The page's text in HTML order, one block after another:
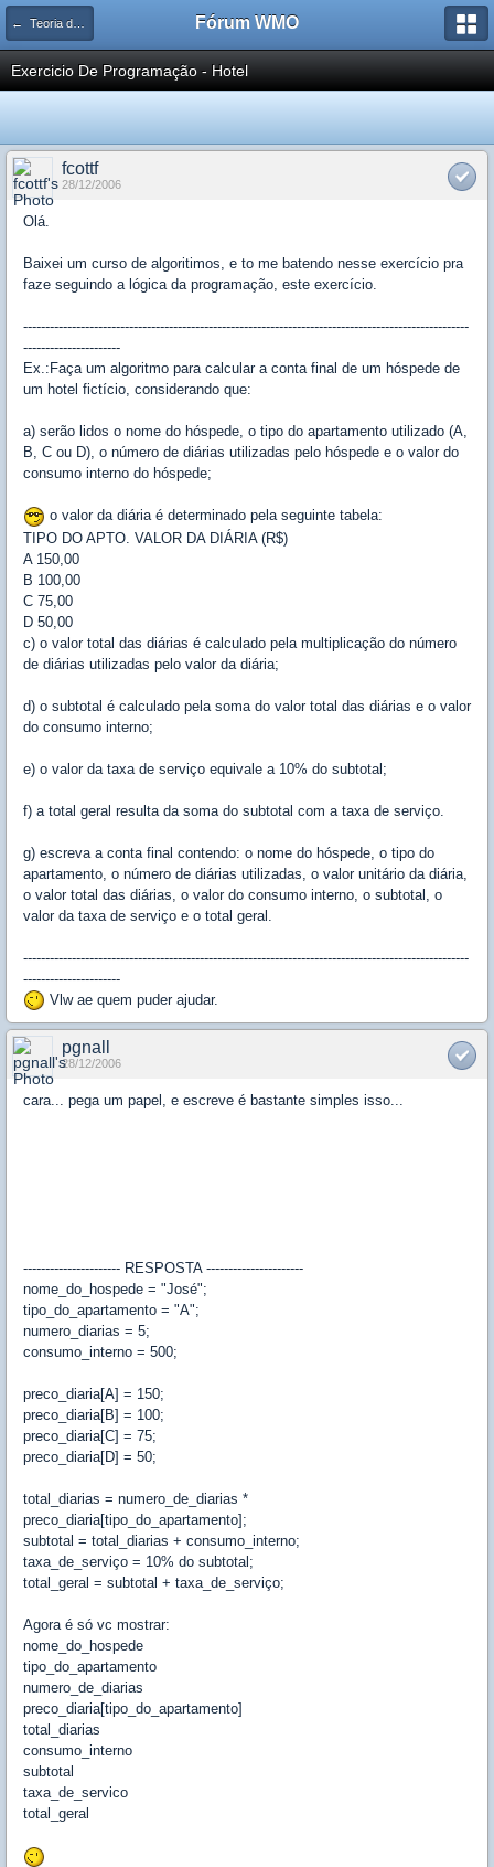
← Teoria de Programação Fórum WMO
Exercicio De Programação - Hotel
fcottf
28/12/2006
Olá.
Baixei um curso de algoritimos, e to me batendo nesse exercício pra
faze seguindo a lógica da programação, este exercício.
-----------------------------------------------------------------------------------------------------
----------------------
Ex.:Faça um algoritmo para calcular a conta final de um hóspede de
um hotel fictício, considerando que:
a) serão lidos o nome do hóspede, o tipo do apartamento utilizado (A,
B, C ou D), o número de diárias utilizadas pelo hóspede e o valor do
consumo interno do hóspede;
o valor da diária é determinado pela seguinte tabela:
TIPO DO APTO. VALOR DA DIÁRIA (R$)
A 150,00
B 100,00
C 75,00
D 50,00
c) o valor total das diárias é calculado pela multiplicação do número
de diárias utilizadas pelo valor da diária;
d) o subtotal é calculado pela soma do valor total das diárias e o valor
do consumo interno;
e) o valor da taxa de serviço equivale a 10% do subtotal;
f) a total geral resulta da soma do subtotal com a taxa de serviço.
g) escreva a conta final contendo: o nome do hóspede, o tipo do
apartamento, o número de diárias utilizadas, o valor unitário da diária,
o valor total das diárias, o valor do consumo interno, o subtotal, o
valor da taxa de serviço e o total geral.
-----------------------------------------------------------------------------------------------------
----------------------
Vlw ae quem puder ajudar.
pgnall
28/12/2006
cara... pega um papel, e escreve é bastante simples isso...
---------------------- RESPOSTA ----------------------
nome_do_hospede = "José";
tipo_do_apartamento = "A";
numero_diarias = 5;
consumo_interno = 500;
preco_diaria[A] = 150;
preco_diaria[B] = 100;
preco_diaria[C] = 75;
preco_diaria[D] = 50;
total_diarias = numero_de_diarias *
preco_diaria[tipo_do_apartamento];
subtotal = total_diarias + consumo_interno;
taxa_de_serviço = 10% do subtotal;
total_geral = subtotal + taxa_de_serviço;
Agora é só vc mostrar:
nome_do_hospede
tipo_do_apartamento
numero_de_diarias
preco_diaria[tipo_do_apartamento]
total_diarias
consumo_interno
subtotal
taxa_de_servico
total_geral